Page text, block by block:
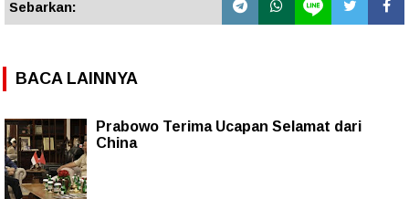
Sebarkan:
BACA LAINNYA
Prabowo Terima Ucapan Selamat dari
China